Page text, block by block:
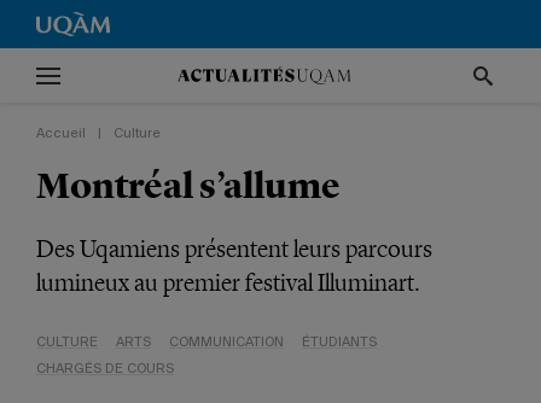
Accueil Culture
Montréal s’allume
Des Uqamiens présentent leurs parcours
lumineux au premier festival Illuminart.
CULTURE ARTS COMMUNICATION
ÉTUDIANTS
CHARGÉS DE COURS